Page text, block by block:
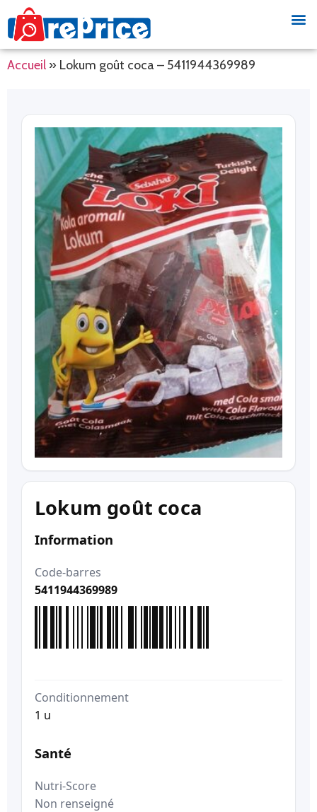
Accueil » Lokum goût coca – 5411944369989
Lokum goût coca
Information
Code-barres
5411944369989
Conditionnement
1 u
Santé
Nutri-Score
Non renseigné